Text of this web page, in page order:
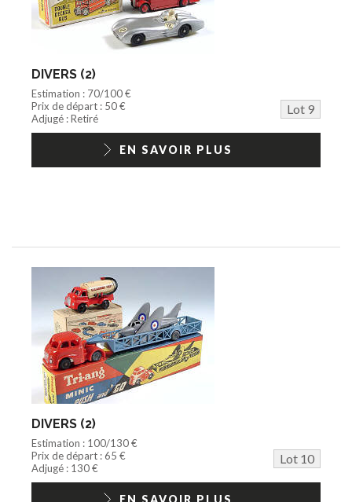
DIVERS (2)
Estimation : 70/100 €
Prix de départ : 50 €
Lot 9
Adjugé : Retiré
EN SAVOIR PLUS
DIVERS (2)
Estimation : 100/130 €
Prix de départ : 65 €
Lot 10
Adjugé : 130 €
EN SAVOIR PLUS